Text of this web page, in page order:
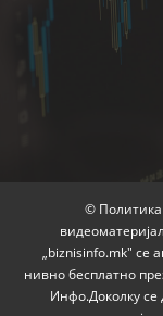
© Политика
„biznisinfo.mk" се
нивно бесплатно
Инфо.Доколку се